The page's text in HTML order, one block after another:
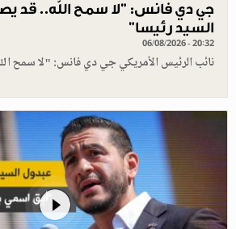
جي دي فانس: ”لا سمح الله.. قد
السيد رئيسا”
06/08/2026 - 20:32
نائب الرئيس الأمريكي جي دي فانس: "لا سمح